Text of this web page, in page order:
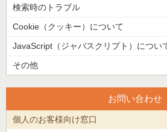
検索時のトラブル
Cookie（クッキー）について
JavaScript（ジャバスクリプト）につい
その他
お問い合わせ
個人のお客様向け窓口